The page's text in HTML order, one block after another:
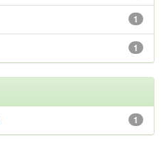
1
1
1